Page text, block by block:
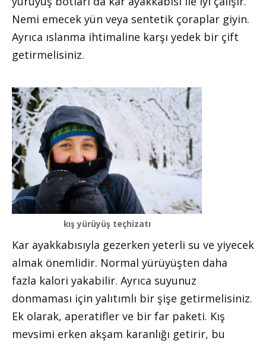
Nemi emecek yün veya sentetik çoraplar giyin.
Ayrıca ıslanma ihtimaline karşı yedek bir çift
getirmelisiniz.
kış yürüyüş teçhizatı
Kar ayakkabısıyla gezerken yeterli su ve yiyecek
almak önemlidir. Normal yürüyüşten daha
fazla kalori yakabilir. Ayrıca suyunuz
donmaması için yalıtımlı bir şişe getirmelisiniz.
Ek olarak, aperatifler ve bir far paketi. Kış
mevsimi erken akşam karanlığı getirir, bu